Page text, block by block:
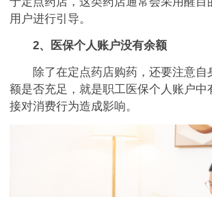
用户进行引导。
2、医保个人账户没有余额
除了在定点药店购药，还要注意自
额是否充足，就是职工医保个人账户中
接对消费行为造成影响。